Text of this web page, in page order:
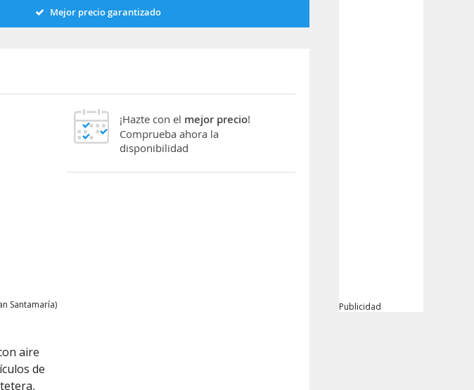
Mejor precio garantizado
Santamaría)
aire
de
¡Hazte con el mejor precio!
Comprueba ahora la
disponibilidad
Publicidad